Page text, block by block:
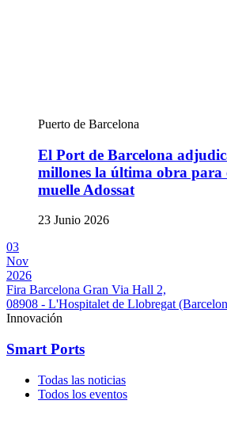
Puerto de Barcelona
El Port de Barcelona
millones la última obra para
muelle Adossat
23 Junio 2026
03
Nov
2026
Fira Barcelona Gran Via Hall 2,
08908 - L'Hospitalet de Llobregat
Innovación
Smart Ports
Todas las noticias
Todos los eventos